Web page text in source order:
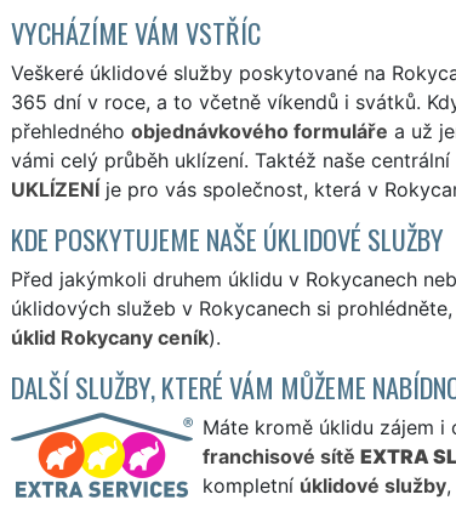
VYCHÁZÍME VÁM VSTŘÍC
Veškeré úklidové služby poskytované na
365 dní v roce, a to včetně víkendů i svátků.
přehledného objednávkového formuláře a už
vámi celý průběh uklízení. Taktéž naše
UKLÍZENÍje pro vás společnost, která v
KDE POSKYTUJEME NAŠE ÚKLIDOVÉ SLUŽBY
Před jakýmkoli druhem úklidu v Rokycanech
úklidových služeb v Rokycanech si
úklid Rokycany ceník).
DALŠÍ SLUŽBY, KTERÉ VÁM MŮŽEME
Máte kromě úklidu zájem i
franchisové sítě EXTRA
kompletní úklidové služby,